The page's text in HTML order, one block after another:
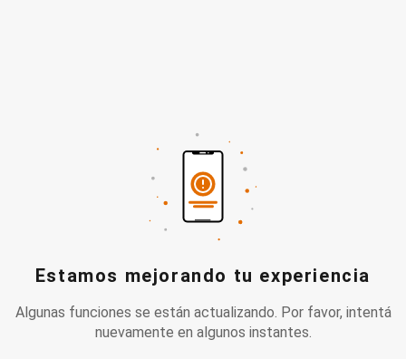
Estamos mejorando tu experiencia
Algunas funciones se están actualizando. Por favor, intentá
nuevamente en algunos instantes.